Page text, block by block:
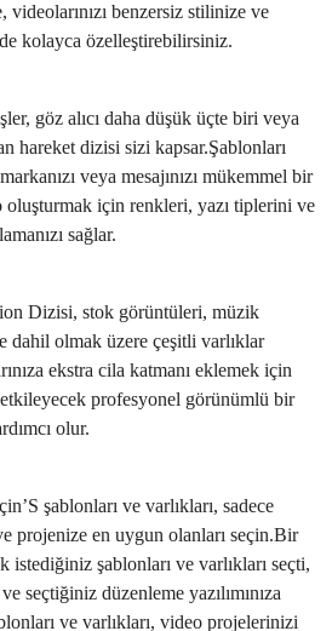
videolarınızı benzersiz stilinize ve
kolayca özelleştirebilirsiniz.
göz alıcı daha düşük üçte biri veya
hareket dizisi sizi kapsar.Şablonları
veya mesajınızı mükemmel bir
oluşturmak için renkleri, yazı tiplerini ve
sağlar.
Dizisi, stok görüntüleri, müzik
dahil olmak üzere çeşitli varlıklar
ekstra cila katmanı eklemek için
profesyonel görünümlü bir
olur.
şablonları ve varlıkları, sadece
projenize en uygun olanları seçin.Bir
istediğiniz şablonları ve varlıkları seçti,
seçtiğiniz düzenleme yazılımınıza
ve varlıkları, video projelerinizi